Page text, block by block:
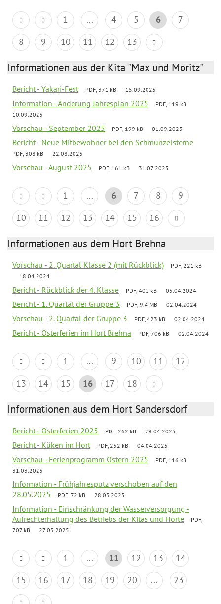
1 ... 4 5 6
7
8
9 10 11 12 13
Informationen aus der Kita "Max und Moritz"
Bericht - Yakari-Fest PDF, 371 kB 15.09.2025
Information - Änderung Jahresplan 2025
PDF, 119 kB
10.09.2025
Vorschau - September 2025 PDF, 199 kB 01.09.2025
Bericht - Neue Mitbewohner bei den Schmunzelsterne
PDF, 308 kB 22.08.2025
Vorschau - August 2025 PDF, 161 kB 31.07.2025
1 ... 6 7 8
9
10
11 12 13 14 15 16
Informationen aus dem Hort Brehna
Vorschau - 2. Quartal Klasse 2 (mit Rückblick)
PDF, 221 kB
18.04.2024
Bericht - Rückblick der 4. Klasse PDF, 401 kB 05.04.2024
Bericht - 1. Quartal der Gruppe 3 PDF, 9.4 MB 02.04.2024
Vorschau - 2. Quartal der Gruppe 3 PDF, 423 kB 02.04.2024
Bericht - Osterferien im Hort Brehna PDF, 706 kB 02.04.2024
1 ... 9 10 11
12
13
14 15 16 17 18
Informationen aus dem Hort Sandersdorf
Bericht - Osterferien 2025 PDF, 262 kB 29.04.2025
Bericht - Küken im Hort PDF, 252 kB 04.04.2025
Vorschau - Ferienprogramm Ostern 2025
PDF, 116 kB
31.03.2025
Information - Frühjahresputz verschoben auf den
28.05.2025
PDF, 72 kB 28.03.2025
Information - Einschränkung der Wasserversorgung -
Aufrechterhaltung des Betriebs der Kitas und Horte
PDF,
707 kB
27.03.2025
1 ... 11 12 13
14
15
16 17 18 19 20 ... 23